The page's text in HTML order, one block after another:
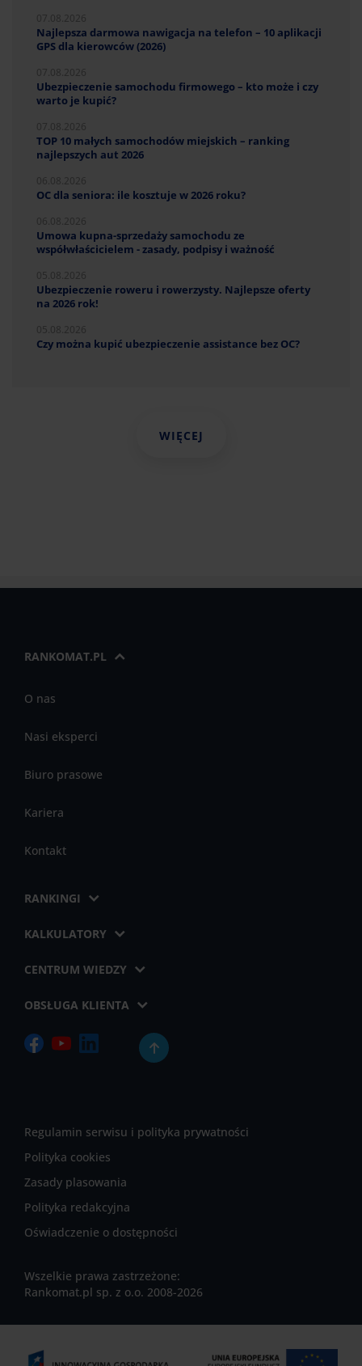
Najlepsza darmowa nawigacja na telefon – 10 aplikacji
GPS dla kierowców (2026)
Ubezpieczenie samochodu firmowego – kto może i czy
warto je kupić?
TOP 10 małych samochodów miejskich – ranking
najlepszych aut 2026
OC dla seniora: ile kosztuje w 2026 roku?
Umowa kupna-sprzedaży samochodu ze
współwłaścicielem - zasady, podpisy i ważność
Ubezpieczenie roweru i rowerzysty. Najlepsze oferty
na 2026 rok!
Czy można kupić ubezpieczenie assistance bez OC?
WIĘCEJ
RANKOMAT.PL
O nas
Nasi eksperci
Biuro prasowe
Kariera
Kontakt
RANKINGI
KALKULATORY
CENTRUM WIEDZY
OBSŁUGA KLIENTA
Regulamin serwisu i polityka prywatności
Polityka cookies
Zasady plasowania
Polityka redakcyjna
Oświadczenie o dostępności
Wszelkie prawa zastrzeżone:
Rankomat.pl sp. z o.o. 2008-2026